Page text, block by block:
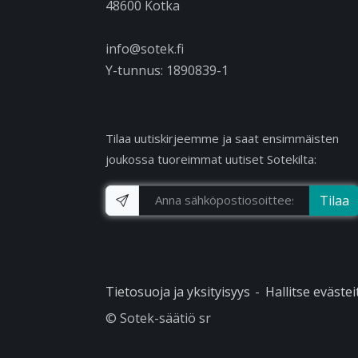
48600 Kotka
info@sotek.fi
Y-tunnus: 1890839-1
Tilaa uutiskirjeemme ja saat ensimmäisten
joukossa tuoreimmat uutiset Sotekilta:
Tilaa
Tietosuoja ja yksityisyys
Hallitse
© Sotek-säätiö sr